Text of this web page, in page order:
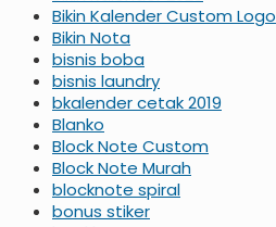
Bikin Kalender Custom Logo
Bikin Nota
bisnis boba
bisnis laundry
bkalender cetak 2019
Blanko
Block Note Custom
Block Note Murah
blocknote spiral
bonus stiker